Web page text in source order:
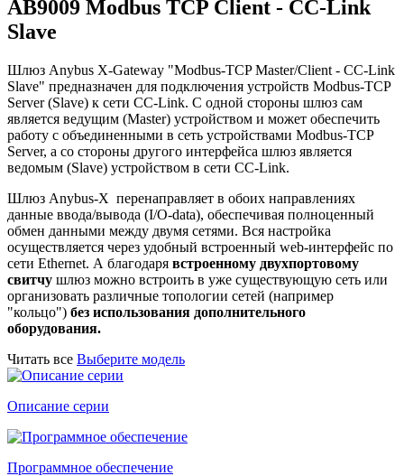
AB9009 Modbus TCP Client - CC-Link
Slave
Шлюз Anybus X-Gateway "Modbus-TCP Master/Client - CC-Link
Slave" предназначен для подключения устройств Modbus-TCP
Server (Slave) к сети CC-Link. С одной стороны шлюз сам
является ведущим (Master) устройством и может обеспечить
работу с объединенными в сеть устройствами Modbus-TCP
Server, а со стороны другого интерфейса шлюз является
ведомым (Slave) устройством в сети CC-Link.
Шлюз Anybus-X перенаправляет в обоих направлениях
данные ввода/вывода (I/O-data), обеспечивая полноценный
обмен данными между двумя сетями. Вся настройка
осуществляется через удобный встроенный web-интерфейс по
сети Ethernet. А благодаря встроенному двухпортовому
свитчу шлюз можно встроить в уже существующую сеть или
организовать различные топологии сетей (например
"кольцо") без использования дополнительного
оборудования.
Читать все Выберите модель
Описание серии
Программное обеспечение